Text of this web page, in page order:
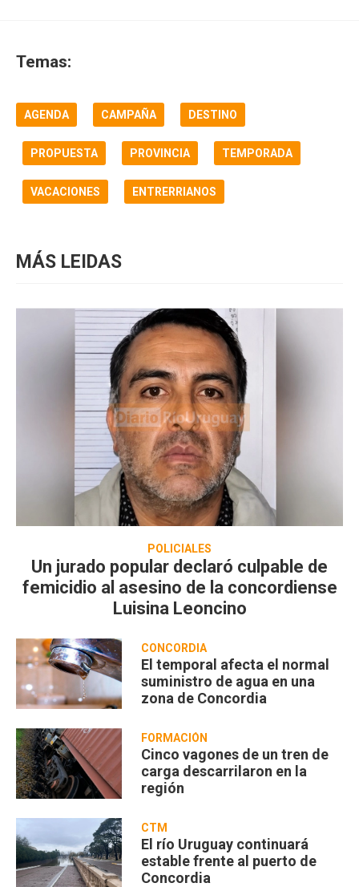
Temas:
AGENDA CAMPAÑA DESTINO
PROPUESTA PROVINCIA TEMPORADA
VACACIONES ENTRERRIANOS
MÁS LEIDAS
POLICIALES
Un jurado popular declaró culpable de
femicidio al asesino de la concordiense
Luisina Leoncino
CONCORDIA
El temporal afecta el normal
suministro de agua en una
zona de Concordia
FORMACIÓN
Cinco vagones de un tren de
carga descarrilaron en la
región
CTM
El río Uruguay continuará
estable frente al puerto de
Concordia